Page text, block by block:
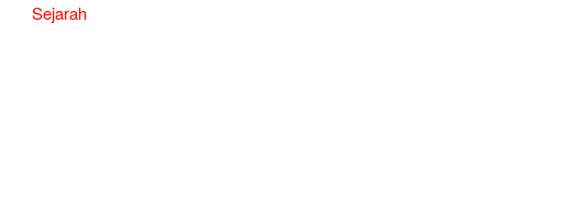
Sejarah